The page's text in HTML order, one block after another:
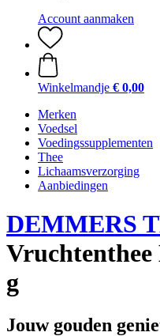
Account aanmaken
Winkelmandje € 0,00
Merken
Voedsel
Voedingssupplementen
Thee
Lichaamsverzorging
Aanbiedingen
DEMMERS
Vruchtenthee
g
Jouw gouden